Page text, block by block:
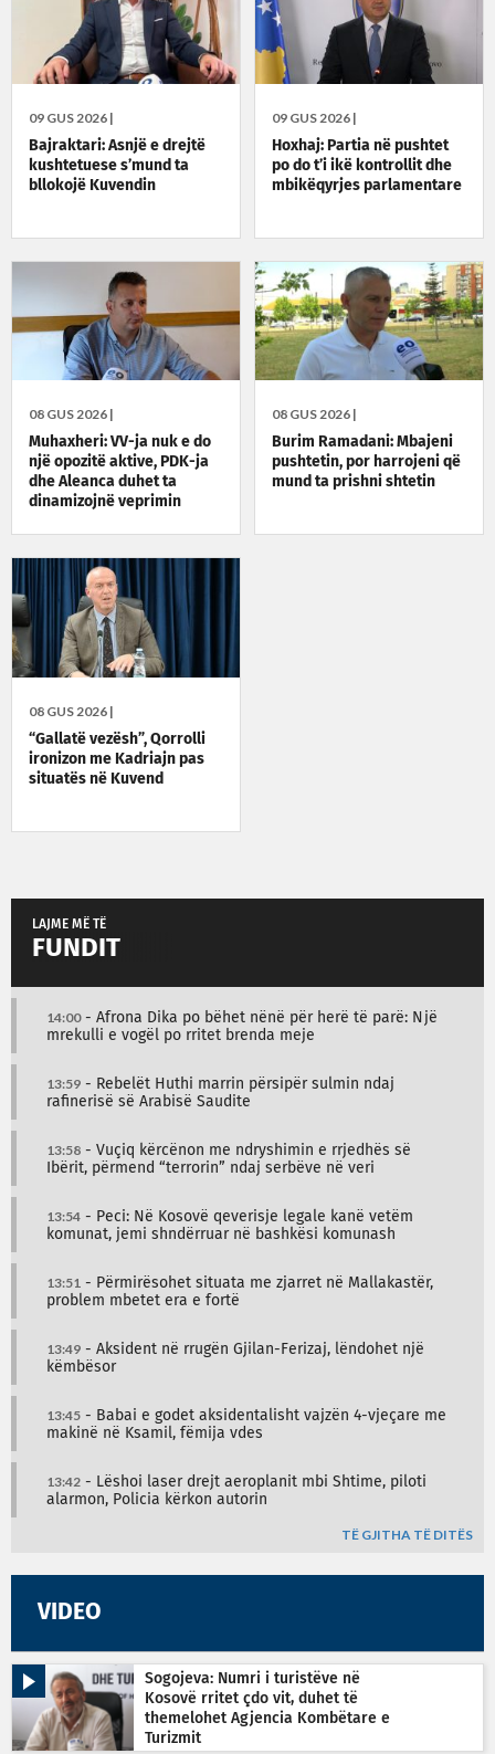
09 GUS 2026 |
Bajraktari: Asnjë e drejtë
kushtetuese s’mund ta
bllokojë Kuvendin
09 GUS 2026 |
Hoxhaj: Partia në pushtet
po do t’i ikë kontrollit dhe
mbikëqyrjes parlamentare
08 GUS 2026 |
Muhaxheri: VV-ja nuk e do
një opozitë aktive, PDK-ja
dhe Aleanca duhet ta
dinamizojnë veprimin
08 GUS 2026 |
Burim Ramadani: Mbajeni
pushtetin, por harrojeni që
mund ta prishni shtetin
08 GUS 2026 |
“Gallatë vezësh”, Qorrolli
ironizon me Kadriajn pas
situatës në Kuvend
LAJME MË TË
FUNDIT
14:00- Afrona Dika po bëhet nënë për herë të parë: Një
mrekulli e vogël po rritet brenda meje
13:59 - Rebelët Huthi marrin përsipër sulmin ndaj
rafinerisë së Arabisë Saudite
13:58 - Vuçiq kërcënon me ndryshimin e rrjedhës së
Ibërit, përmend “terrorin” ndaj serbëve në veri
13:54 - Peci: Në Kosovë qeverisje legale kanë vetëm
komunat, jemi shndërruar në bashkësi komunash
13:51 - Përmirësohet situata me zjarret në Mallakastër,
problem mbetet era e fortë
13:49 - Aksident në rrugën Gjilan-Ferizaj, lëndohet një
këmbësor
13:45 - Babai e godet aksidentalisht vajzën 4-vjeçare me
makinë në Ksamil, fëmija vdes
13:42 - Lëshoi laser drejt aeroplanit mbi Shtime, piloti
alarmon, Policia kërkon autorin
TË GJITHA TË DITËS
VIDEO
Sogojeva: Numri i turistëve në
Kosovë rritet çdo vit, duhet të
themelohet Agjencia Kombëtare e
Turizmit